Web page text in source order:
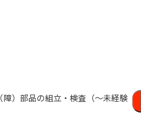
（障）部品の組立・検査（〜未経験